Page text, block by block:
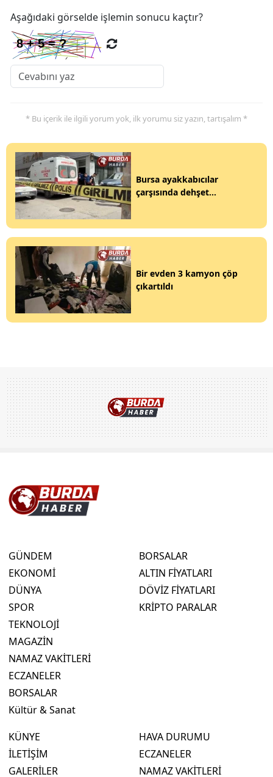
Aşağıdaki görselde işlemin sonucu kaçtır?
* Bu içerik ile ilgili yorum yok, ilk yorumu siz yazın, tartışalım *
Bursa ayakkabıcılar
çarşısında dehşet...
Bir evden 3 kamyon çöp
çıkartıldı
GÜNDEM
EKONOMİ
DÜNYA
SPOR
TEKNOLOJİ
MAGAZİN
NAMAZ VAKİTLERİ
ECZANELER
BORSALAR
Kültür & Sanat
BORSALAR
ALTIN FİYATLARI
DÖVİZ FİYATLARI
KRİPTO PARALAR
KÜNYE
İLETİŞİM
GALERİLER
HAVA DURUMU
ECZANELER
NAMAZ VAKİTLERİ